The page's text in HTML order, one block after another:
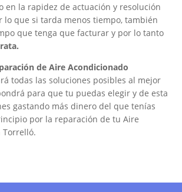
en la rapidez de actuación y resolución
lo que si tarda menos tiempo, también
que tenga que facturar y por lo tanto
de Aire Acondicionado
todas las soluciones posibles al mejor
para que tu puedas elegir y de esta
gastando más dinero del que tenías
por la reparación de tu Aire
Torrelló.